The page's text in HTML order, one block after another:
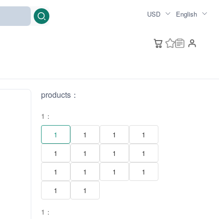
USD English
products：
1：
1
1 1
1
1
1 1
1
1
1 1
1
1
1
1：